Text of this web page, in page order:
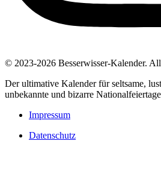
© 2023-2026 Besserwisser-Kalender.
Der ultimative Kalender für seltsame,
unbekannte und bizarre
Impressum
Datenschutz